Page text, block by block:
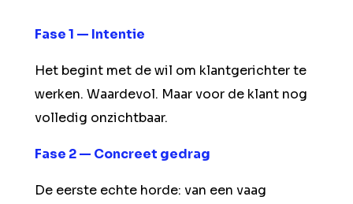
Fase 1 — Intentie
Het begint met de wil om klantgerichter te
werken. Waardevol. Maar voor de klant nog
volledig onzichtbaar.
Fase 2 — Concreet gedrag
De eerste echte horde: van een vaag